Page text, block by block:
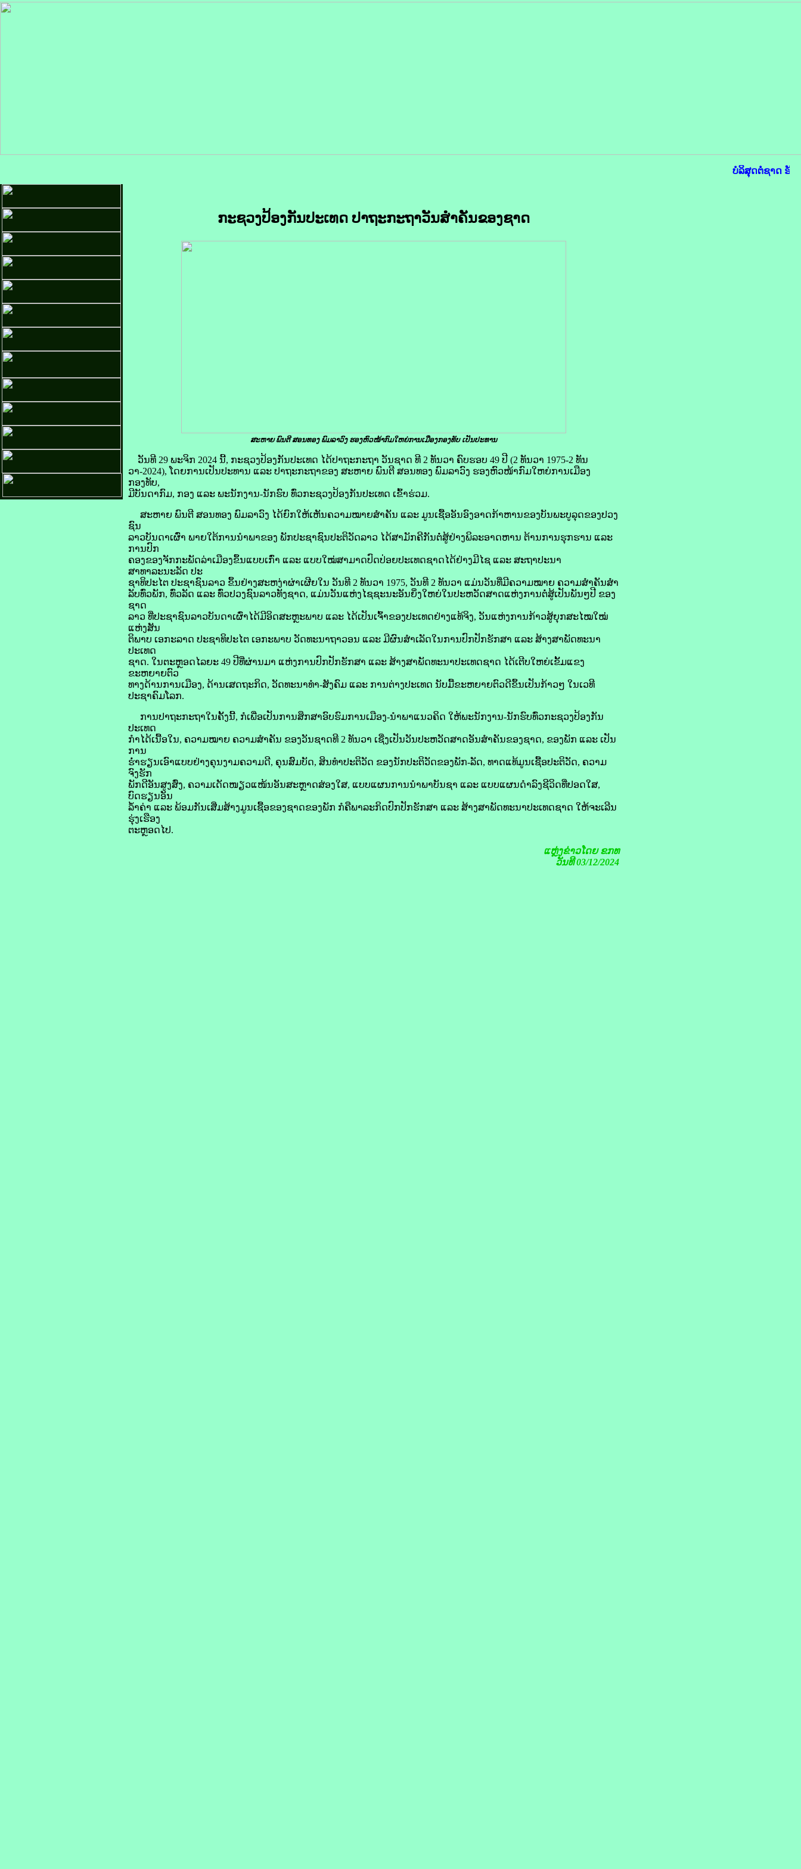
ບໍລິສຸດຕໍ່ຊາດ ຮັບ
ກະຊວງປ້ອງກັນປະເທດ ປາຖະກະຖາວັນສໍາຄັນຂອງຊາດ
ສະຫາຍ ພົນຕີ ສອນທອງ ພົມລາວົງ ຮອງຫົວໜ້າກົມໃຫຍ່ການເມືອງກອງທັບ ​ເປັນ​ປະທານ
ວັນທີ 29 ພະຈິກ 2024 ນີ້, ກະຊວງປ້ອງກັນປະເທດ ໄດ້ປາຖະກະຖາ ວັນຊາດ ທີ 2 ທັນວາ ຄົບຮອບ 49 ປີ (2 ທັນວາ 1975-2 ທັນ
ວາ-2024), ໂດຍການເປັນປະທານ ແລະ ປາຖະກະຖາຂອງ ສະຫາຍ ພົນຕີ ສອນທອງ ພົມລາວົງ ຮອງຫົວໜ້າກົມໃຫຍ່ການເມືອງ
ກອງທັບ,
ມີບັນດາກົມ, ກອງ ແລະ ພະນັກງານ-ນັກຮົບ ທົ່ວກະຊວງປ້ອງກັນປະເທດ ເຂົ້າຮ່ວມ.
ສະຫາຍ ພົນຕີ ສອນທອງ ພົມລາວົງ ໄດ້ຍົກໃຫ້ເຫັນຄວາມໝາຍສຳຄັນ ແລະ ມູນເຊື້ອອັນອົງອາດກ້າຫານຂອງບັນພະບູລຸດຂອງປວງ
ຊົນ
ລາວບັນດາເຜົ່າ ພາຍໃຕ້ການນຳພາຂອງ ພັກປະຊາຊົນປະຕິວັດລາວ ໄດ້ສາມັກຄີກັນຕໍ່ສູ້ຢ່າງພິລະອາດຫານ ຕ້ານການຮຸກຮານ ແລະ
ການປົກ
ຄອງຂອງຈັກກະພັດລ່າເມືອງຂຶ້ນແບບເກົ່າ ແລະ ແບບໃໝ່ສາມາດປົດປ່ອຍປະເທດຊາດໄດ້ຢ່າງມີໄຊ ແລະ ສະຖາປະນາ
ສາທາລະນະລັດ ປະ
ຊາທິປະໄຕ ປະຊາຊົນລາວ ຂຶ້ນຢ່າງສະຫງ່າຜ່າເຜີຍໃນ ວັນທີ 2 ທັນວາ 1975, ວັນທີ 2 ທັນວາ ແມ່ນວັນທີ່ມີຄວາມໝາຍ ຄວາມສຳຄັນສຳ
ລັບທົ່ວພັກ, ທົ່ວລັດ ແລະ ທົ່ວປວງຊົນລາວທັງຊາດ, ແມ່ນວັນແຫ່ງໄຊຊະນະອັນຍິ່ງໃຫຍ່ໃນປະຫວັດສາດແຫ່ງການຕໍ່ສູ້ເປັນພັນໆປີ ຂອງ
ຊາດ
ລາວ ທີ່ປະຊາຊົນລາວບັນດາເຜົ່າໄດ້ມີອິດສະຫຼະພາບ ແລະ ໄດ້ເປັນເຈົ້າຂອງປະເທດຢ່າງແທ້ຈິງ, ວັນແຫ່ງການກ້າວສູ້ຍຸກສະໄໝໃໝ່
ແຫ່ງສັນ
ຕິພາບ ເອກະລາດ ປະຊາທິປະໄຕ ເອກະພາບ ວັດທະນາຖາວອນ ແລະ ມີຜົນສຳເລັດໃນການປົກປັກຮັກສາ ແລະ ສ້າງສາພັດທະນາ
ປະເທດ
ຊາດ. ໃນຕະຫຼອດໄລຍະ 49 ປີທີ່ຜ່ານມາ ແຫ່ງການປົກປັກຮັກສາ ແລະ ສ້າງສາພັດທະນາປະເທດຊາດ ໄດ້ເຕີບໃຫຍ່ເຂັ້ມແຂງ
ຂະຫຍາຍຕົວ
ທາງດ້ານການເມືອງ, ດ້ານເສດຖະກິດ, ວັດທະນາທຳ-ສັງຄົມ ແລະ ການຕ່າງປະເທດ ນັບມື້ຂະຫຍາຍຕົວດີຂຶ້ນເປັນກ້າວໆ ໃນເວທີ
ປະຊາຄົມໂລກ.
ການປາຖະກະຖາໃນຄັ້ງນີ້, ກໍເພື່ອເປັນການສຶກສາອົບຮົມການເມືອງ-ນຳພາແນວຄິດ ໃຫ້ພະນັກງານ-ນັກຮົບທົ່ວກະຊວງປ້ອງກັນ
ປະເທດ
ກໍາໄດ້ເນື້ອໃນ, ຄວາມໝາຍ ຄວາມສຳຄັນ ຂອງວັນຊາດທີ 2 ທັນວາ ເຊີ່ງເປັນວັນປະຫວັດສາດອັນສຳຄັນຂອງຊາດ, ຂອງພັກ ແລະ ເປັນ
ການ
ຮ່ຳຮຽນເອົາແບບຢ່າງຄຸນງາມຄວາມດີ, ຄຸນສົມບັດ, ສິນທຳປະຕິວັດ ຂອງນັກປະຕິວັດຂອງພັກ-ລັດ, ທາດແທ້ມູນເຊື້ອປະຕິວັດ, ຄວາມ
ຈົງຮັກ
ພັກດີອັນສູງສົ່ງ, ຄວາມເດັດໜຽວແໜ້ນອັນສະຫຼາດສ່ອງໃສ, ແບບແຜນການນຳພາບັນຊາ ແລະ ແບບແຜນດຳລົງຊີວິດທີ່ປອດໃສ,
ບົດຮຽນອັນ
ລ້ຳຄ່າ ແລະ ພ້ອມກັນເສີ່ມສ້າງມູນເຊື້ອຂອງຊາດຂອງພັກ ກໍຄືພາລະກິດປົກປັກຮັກສາ ແລະ ສ້າງສາພັດທະນາປະເທດຊາດ ໃຫ້ຈະເລີນ
ຮຸ່ງເຮືອງ
ຕະຫຼອດໄປ.
ແຫຼ່ງຂ່າວໂດຍ ຂກທ
ວັນທີ 03/12/2024